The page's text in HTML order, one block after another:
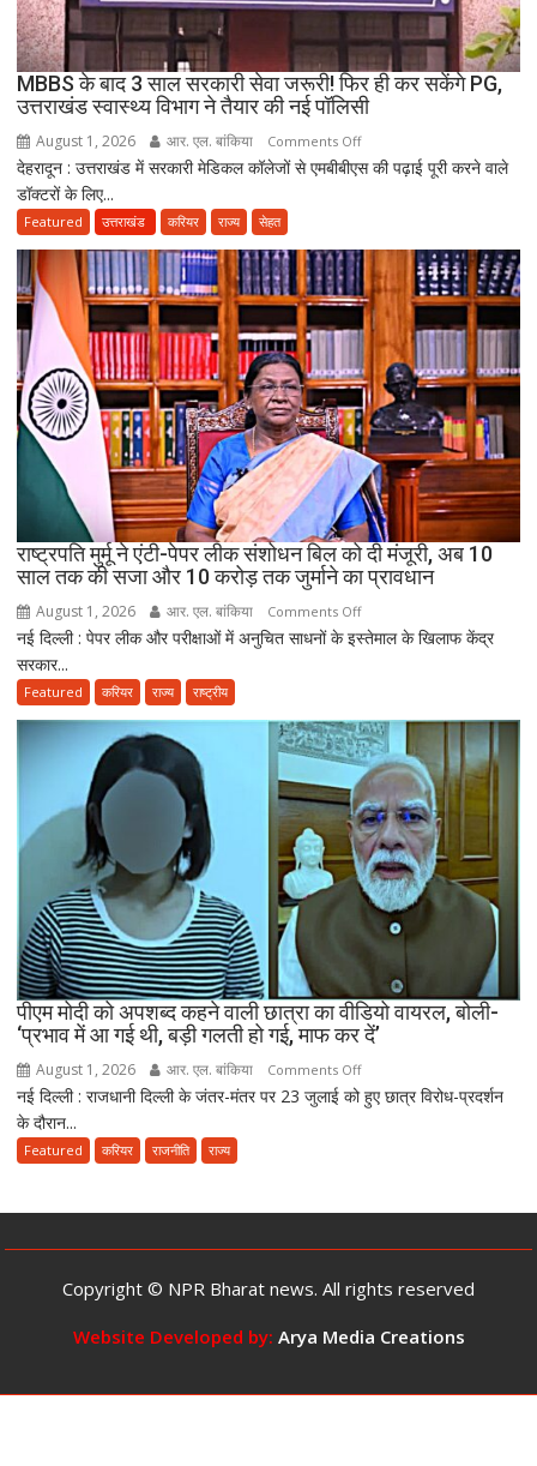
की
दर्दनाक
मौत,
दो
अब
भी
लापता
MBBS के बाद 3 साल सरकारी सेवा जरूरी! फिर ही कर सकेंगे PG,
उत्तराखंड स्वास्थ्य विभाग ने तैयार की नई पॉलिसी
August 1, 2026 आर. एल. बांकिया Comments Offon
MBBS
साल
सरकारी
सेवा
जरूरी!
फिर
ही
कर
सकेंगे
PG,
उत्तराखंड
स्वास्थ्य
विभाग
ने
तैयार
की
देहरादून : उत्तराखंड में सरकारी मेडिकल कॉलेजों से एमबीबीएस की पढ़ाई पूरी करने वाले
डॉक्टरों के लिए...
Featured उत्तराखंड करियर राज्य सेहत
राष्ट्रपति मुर्मू ने एंटी-पेपर लीक संशोधन बिल को दी मंजूरी, अब 10
साल तक की सजा और 10 करोड़ तक जुर्माने का प्रावधान
August 1, 2026 आर. एल. बांकिया Comments Offon
राष्ट्रपति
पेपर
लीक
संशोधन
बिल
को
दी
मंजूरी,
अब
10
तक
की
10
का
नई दिल्ली : पेपर लीक और परीक्षाओं में अनुचित साधनों के इस्तेमाल के खिलाफ केंद्र
सरकार...
Featured करियर राज्य राष्ट्रीय
पीएम मोदी को अपशब्द कहने वाली छात्रा का वीडियो वायरल, बोली-
‘प्रभाव में आ गई थी, बड़ी गलती हो गई, माफ कर दें’
August 1, 2026 आर. एल. बांकिया Comments Offon
पीएम
छात्रा
का
वीडियो
वायरल,
नई दिल्ली : राजधानी दिल्ली के जंतर-मंतर पर 23 जुलाई को हुए छात्र विरोध-प्रदर्शन
के दौरान...
Featured करियर राजनीति राज्य
Copyright © NPR Bharat news. All rights reserved
Website Developed by: Arya Media Creations